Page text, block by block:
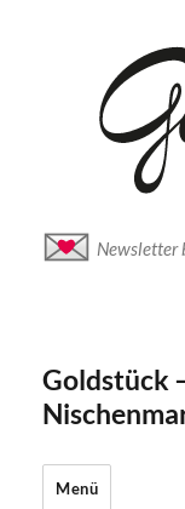
Newsletter
Goldstück
Menü